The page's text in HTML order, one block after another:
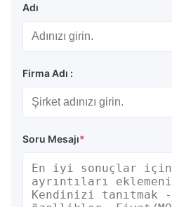
Adı
Firma Adı :
Soru Mesajı*